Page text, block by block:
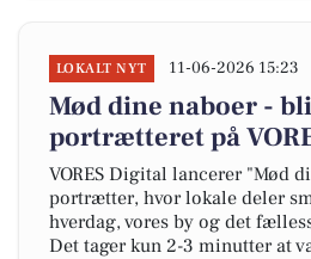
LOKALT NYT 11-06-2026 15:23
Mød dine naboer -
portrætteret på
VORES Digital lancerer "Mød
portrætter, hvor lokale deler
hverdag, vores by og det
Det tager kun 2-3 minutter at